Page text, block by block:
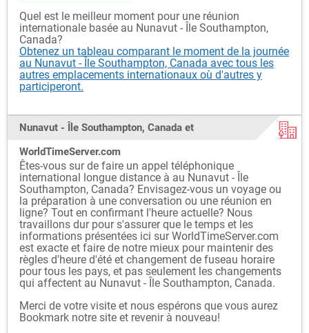
Quel est le meilleur moment pour une réunion
internationale basée au Nunavut - Île Southampton,
Canada?
Obtenez un tableau comparant le moment de la journée
au Nunavut - Île Southampton, Canada avec tous les
autres emplacements internationaux où d'autres y
participeront.
Nunavut - Île Southampton, Canada et
WorldTimeServer.com
Êtes-vous sur de faire un appel téléphonique
international longue distance à au Nunavut - Île
Southampton, Canada? Envisagez-vous un voyage ou
la préparation à une conversation ou une réunion en
ligne? Tout en confirmant l'heure actuelle? Nous
travaillons dur pour s'assurer que le temps et les
informations présentées ici sur WorldTimeServer.com
est exacte et faire de notre mieux pour maintenir des
règles d'heure d'été et changement de fuseau horaire
pour tous les pays, et pas seulement les changements
qui affectent au Nunavut - Île Southampton, Canada.
Merci de votre visite et nous espérons que vous aurez
Bookmark notre site et revenir à nouveau!